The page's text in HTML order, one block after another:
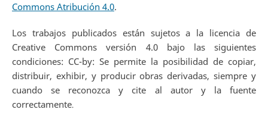
Commons Atribución 4.0.
Los trabajos publicados están sujetos a la licencia de
Creative Commons versión 4.0 bajo las siguientes
condiciones: CC-by: Se permite la posibilidad de copiar,
distribuir, exhibir, y producir obras derivadas, siempre y
cuando se reconozca y cite al autor y la fuente
correctamente.